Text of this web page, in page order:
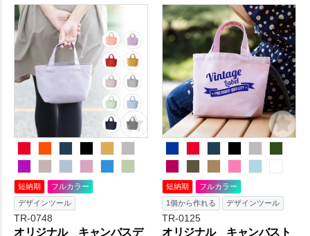
トタイプの大人気不織布のト
ートバッグです。展示会やオ
ープンキャンパスなどで利用
する配り物用トートに重宝さ
れています。印刷方法も単色
からフルカラー印刷まで対応
しており、お好みのデザイン
でオリジナルトートバッグを
作成出来ます。毎日の生活を
より快適に。
用バッグやアーティスト物販
まで幅広い用途に重宝されて
います。薄手なので小さく折
り畳むこともでき、エコバッ
グとしてもおすすめ。低価格
なので大ロットのノベルティ
にも人気です。名入れ範囲も
広く会社名やブランドロゴも
目立つシンプルなトートバッ
グです。
短納期
フルカラー
デザインツール
TR-0748
オリジナル キャンバスデ
短納期
フルカラー
1個から作れる
デザインツール
TR-0125
オリジナル キャンバスト